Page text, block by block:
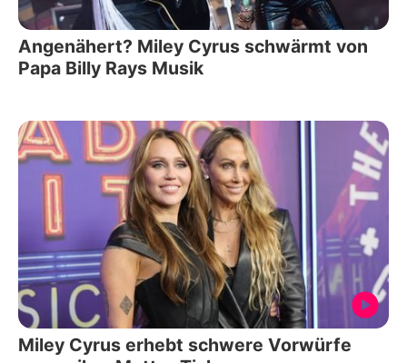
Angenähert? Miley Cyrus schwärmt von
Papa Billy Rays Musik
Miley Cyrus erhebt schwere Vorwürfe